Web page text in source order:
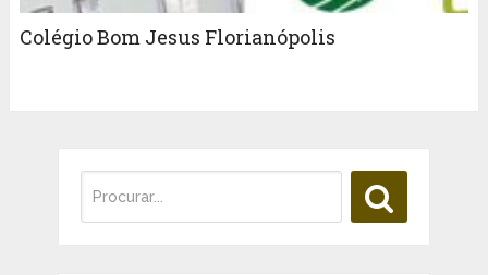
Colégio Bom Jesus Florianópolis